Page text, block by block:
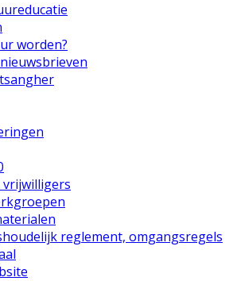
Land
over natuur
voor
groepen
en
kijken
natuureducatie
worden?
nieuwsbrief
worden?
reglement, omgangsregels